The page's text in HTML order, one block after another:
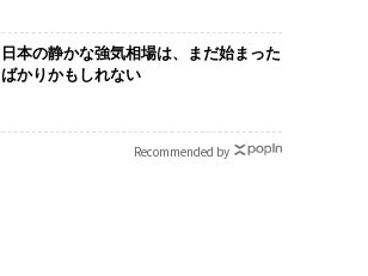
日本の静かな強気相場は、まだ始まった
ばかりかもしれない
Recommended by